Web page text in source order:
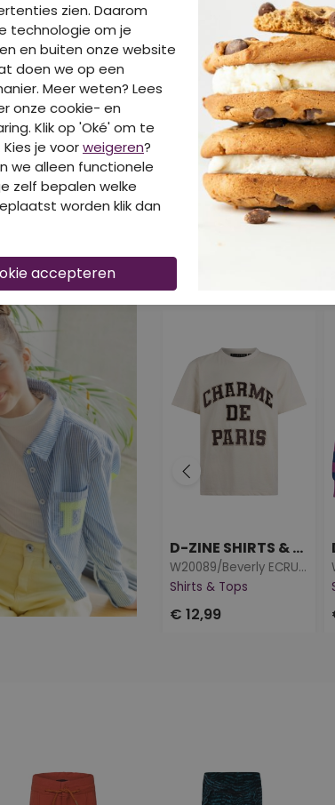
DIT IS OOK LEUK
D-ZINE SHIRTS & TOPS
W20089/Beverly ECRU MELEE
Shirts & Tops
€ 12,99
zien. Daarom
technologie om je
en buiten onze website
doen we op een
Meer weten? Lees
onze cookie- en
Klik op 'Oké' om te
je voorweigeren?
we alleen functionele
zelf bepalen welke
worden klik dan